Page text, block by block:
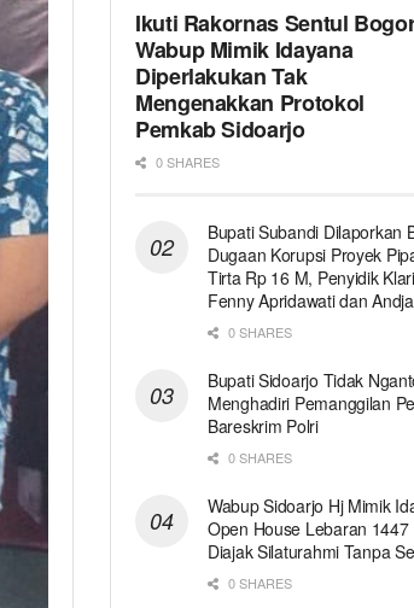
Ikuti Rakornas Sentul
Wabup Mimik Idayana
Diperlakukan Tak
Mengenakkan Protokol
Pemkab Sidoarjo
0 SHARES
Bupati Subandi Dilaporkan
Dugaan Korupsi Proyek
Tirta Rp 16 M, Penyidik
Fenny Apridawati dan
0 SHARES
Bupati Sidoarjo Tidak
Menghadiri Pemanggilan
Bareskrim Polri
0 SHARES
Wabup Sidoarjo Hj Mimik
Open House Lebaran 1447
Diajak Silaturahmi Tanpa
0 SHARES